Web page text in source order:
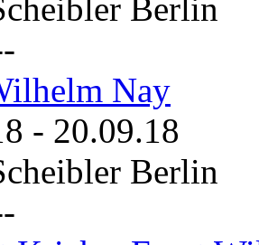
Berlin
Nay
- 20.09.18
Berlin